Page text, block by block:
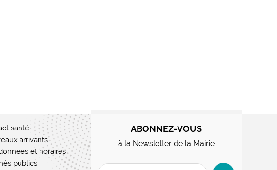
santé
arrivants
et horaires
publics
ABONNEZ-VOUS
à la Newsletter de la Mairie